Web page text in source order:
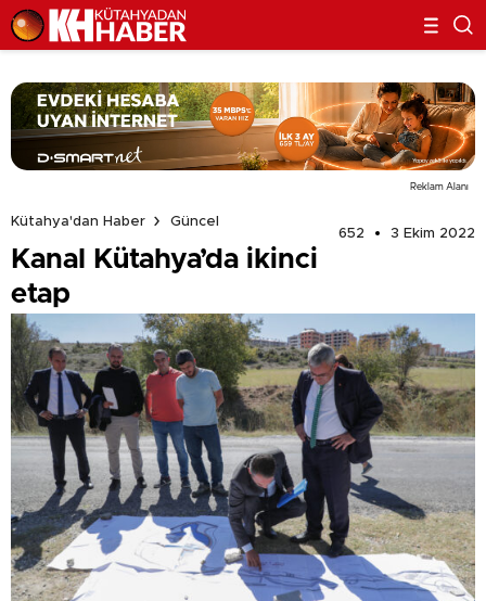
Reklam Alanı
Kütahya'dan Haber
Güncel
652
3 Ekim 2022
Kanal Kütahya’da ikinci
etap